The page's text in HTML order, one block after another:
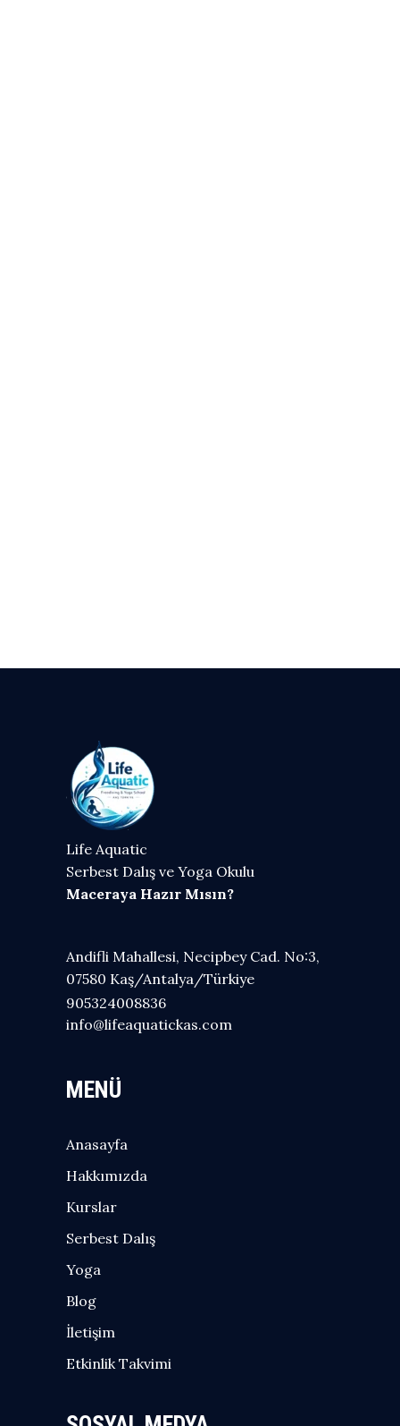
Life Aquatic
Serbest Dalış ve Yoga Okulu
Maceraya Hazır Mısın?
Andifli Mahallesi, Necipbey Cad. No:3,
07580 Kaş/Antalya/Türkiye
905324008836
info@lifeaquatickas.com
MENÜ
Anasayfa
Hakkımızda
Kurslar
Serbest Dalış
Yoga
Blog
İletişim
Etkinlik Takvimi